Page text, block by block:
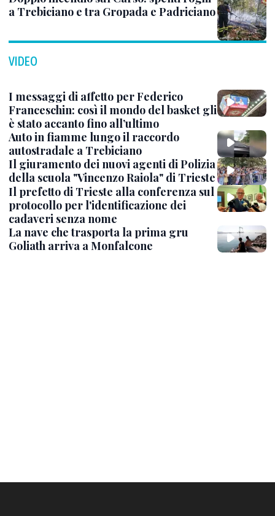
a Trebiciano e tra Gropada e Padriciano
VIDEO
I messaggi di affetto per Federico
Franceschin: così il mondo del basket gli
è stato accanto fino all’ultimo
Auto in fiamme lungo il raccordo
autostradale a Trebiciano
Il giuramento dei nuovi agenti di Polizia
della scuola "Vincenzo Raiola" di Trieste
Il prefetto di Trieste alla conferenza sul
protocollo per l'identificazione dei
cadaveri senza nome
La nave che trasporta la prima gru
Goliath arriva a Monfalcone